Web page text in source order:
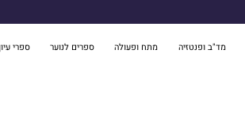
מד"ב ופנטזיה מתח ופעולה ספרים לנוער ספרי